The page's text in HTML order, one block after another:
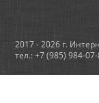
2017 - 2026 г.
тел.: +7 (985) 984-